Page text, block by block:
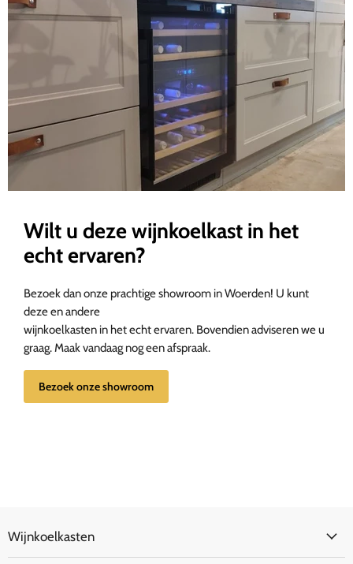
Wilt u deze wijnkoelkast in het
echt ervaren?
Bezoek dan onze prachtige showroom in Woerden! U kunt
deze en andere
wijnkoelkasten in het echt ervaren. Bovendien adviseren we u
graag. Maak vandaag nog een afspraak.
Bezoek onze showroom
Wijnkoelkasten